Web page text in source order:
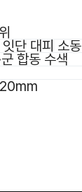
단 대피 소동
합동 수색